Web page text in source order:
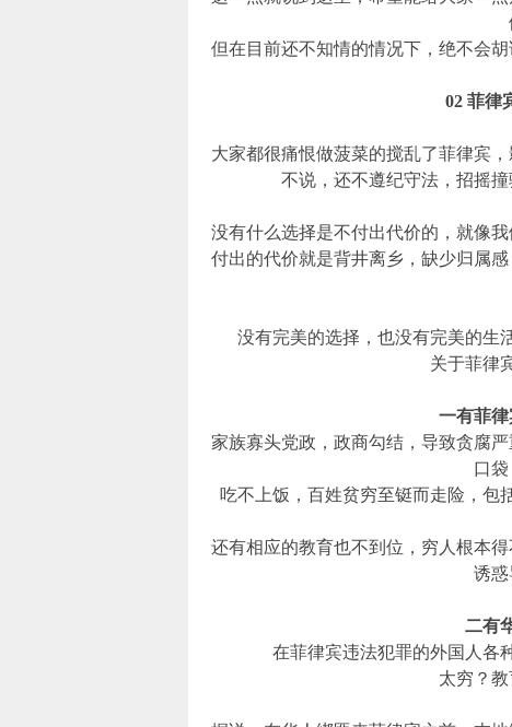
但在目前还不知情的情况下，绝不会
02 菲律
大家都很痛恨做菠菜的搅乱了菲律宾
不说，还不遵纪守法，招摇
没有什么选择是不付出代价的，就像
付出的代价就是背井离乡，缺少归属
没有完美的选择，也没有完美的生
关于菲律
一有菲律
家族寡头党政，政商勾结，导致贪腐
口袋
吃不上饭，百姓贫穷至铤而走险，包
还有相应的教育也不到位，穷人根本
诱惑
二有
在菲律宾违法犯罪的外国人各
太穷？